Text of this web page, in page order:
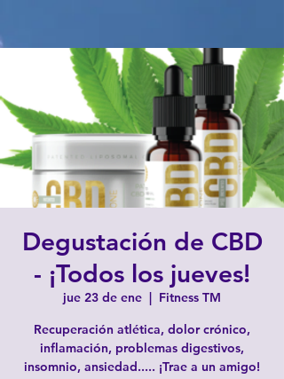
Degustación de CBD
- ¡Todos los jueves!
jue 23 de ene
  |
Fitness TM
Recuperación atlética, dolor crónico,
inflamación, problemas digestivos,
insomnio, ansiedad..... ¡Trae a un amigo!